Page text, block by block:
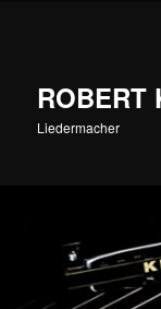
ROBERT
Liedermacher